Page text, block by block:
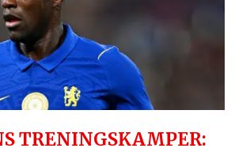
TRENINGSKAMPER: